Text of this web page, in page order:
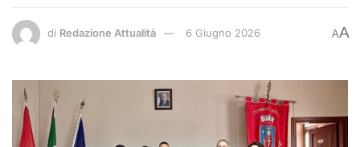
di Redazione Attualità 6 Giugno 2026 AA